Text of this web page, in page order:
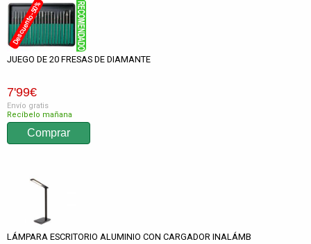
Descuento -50%
JUEGO DE 20 FRESAS DE DIAMANTE
7'99€
Envío gratis
Recíbelo mañana
LÁMPARA ESCRITORIO ALUMINIO CON CARGADOR INALÁMB